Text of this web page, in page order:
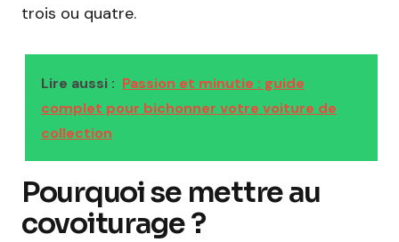
trois ou quatre.
Lire aussi : Passion et minutie : guide
complet pour bichonner votre voiture de
collection
Pourquoi se mettre au
covoiturage ?